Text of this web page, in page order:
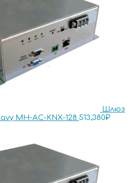
Шлюз
MH-AC-KNX-128 513,380₽